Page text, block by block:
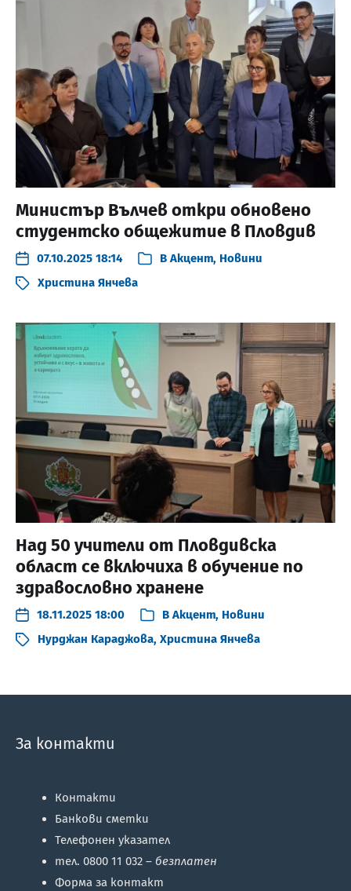
Министър Вълчев откри обновено
студентско общежитие в Пловдив
07.10.2025 18:14 В Акцент, Новини
Христина Янчева
Над 50 учители от Пловдивска
област се включиха в обучение по
здравословно хранене
18.11.2025 18:00 В Акцент, Новини
Нурджан Караджова, Христина Янчева
За контакти
Контакти
Банкови сметки
Телефонен указател
тел. 0800 11 032 – безплатен
Форма за контакт